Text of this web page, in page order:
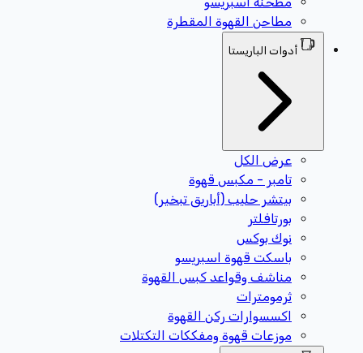
مطاحن القهوة المقطرة
أدوات الباريستا
عرض الكل
تامبر - مكبس قهوة
بيتشر حليب (أباريق تبخير)
بورتافلتر
نوك بوكس
باسكت قهوة اسبريسو
مناشف وقواعد كبس القهوة
ثرمومترات
اكسسوارات ركن القهوة
موزعات قهوة ومفككات التكتلات